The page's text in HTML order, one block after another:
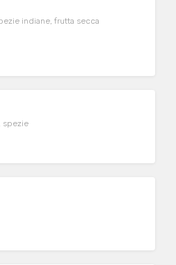
indiane, frutta secca
spezie